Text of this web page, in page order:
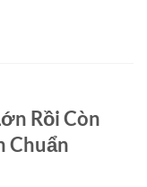
Rồi Còn
Chuẩn